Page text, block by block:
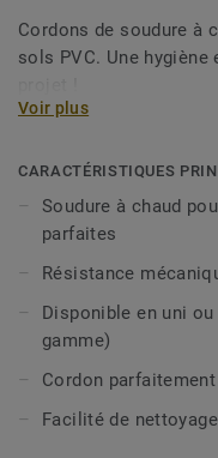
Cordons de soudure à
sols PVC. Une
Voir plus
CARACTÉRISTIQUES
Soudure à chaud
parfaites
Résistance
Disponible en uni
gamme)
Cordon
Facilité de